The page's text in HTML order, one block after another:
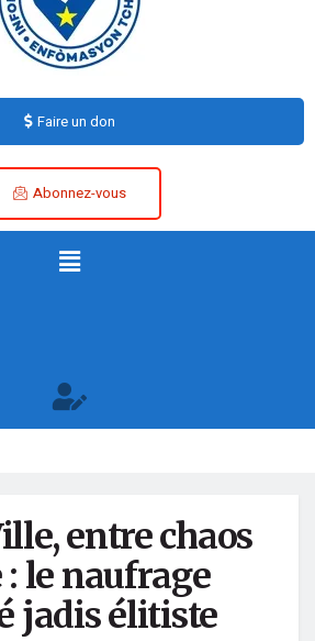
Faire un don
Abonnez-vous
entre chaos
le naufrage
jadis élitiste